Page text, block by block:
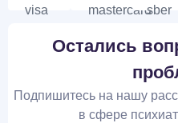
Остались
Подпишитесь на нашу
в сфере